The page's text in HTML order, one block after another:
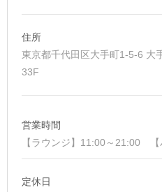
住所
東京都千代田区大手町1-5-6 大
33F
営業時間
【ラウンジ】11:00～21:00
定休日